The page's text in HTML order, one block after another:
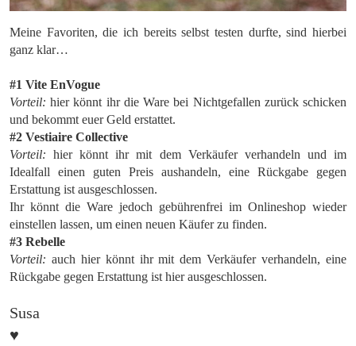
Meine Favoriten, die ich bereits selbst testen durfte, sind hierbei
ganz klar…
#1 Vite EnVogue
Vorteil: hier könnt ihr die Ware bei Nichtgefallen zurück schicken
und bekommt euer Geld erstattet.
#2 Vestiaire Collective
Vorteil:hier könnt ihr mit dem Verkäufer verhandeln und im
Idealfall einen guten Preis aushandeln, eine Rückgabe gegen
Erstattung ist ausgeschlossen.
Ihr könnt die Ware jedoch gebührenfrei im Onlineshop wieder
einstellen lassen, um einen neuen Käufer zu finden.
#3 Rebelle
Vorteil: auch hier könnt ihr mit dem Verkäufer verhandeln, eine
Rückgabe gegen Erstattung ist hier ausgeschlossen.
Susa
♥